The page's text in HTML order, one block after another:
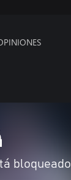
bloqueado